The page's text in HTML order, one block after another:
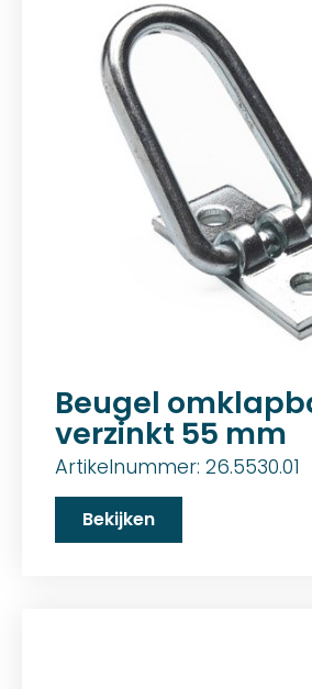
Beugel
verzinkt 55 mm
Artikelnummer: 26.5530.01
Bekijken